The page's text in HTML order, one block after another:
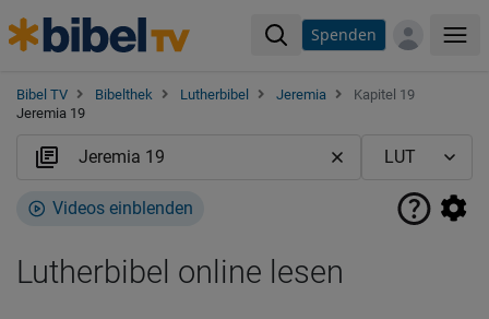
Spenden
Bibel TV Bibelthek Lutherbibel Jeremia
Kapitel 19
Jeremia 19
Videos einblenden
Lutherbibel online lesen